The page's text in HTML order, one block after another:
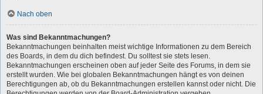
Nach oben
Was sind Bekanntmachungen?
Bekanntmachungen beinhalten meist wichtige Informationen zu dem Bereich
des Boards, in dem du dich befindest. Du solltest sie stets lesen.
Bekanntmachungen erscheinen oben auf jeder Seite des Forums, in dem sie
erstellt wurden. Wie bei globalen Bekanntmachungen hängt es von deinen
Berechtigungen ab, ob du Bekanntmachungen erstellen kannst oder nicht. Die